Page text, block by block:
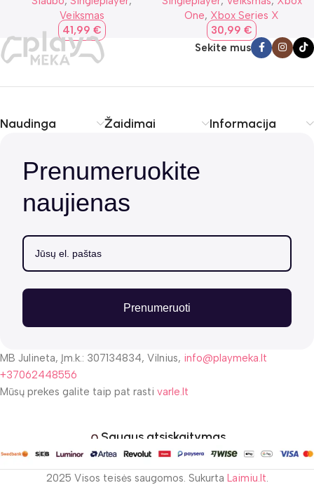
Veiksmas
41,99 €
One, Xbox Series X
30,99€
Sekite mus
Naudinga Žaidimai Informacija
Prenumeruokite
naujienas
Prenumeruoti
MB Julineta, Įm.k.: 307134834, Vilnius, info@playmeka.lt
+37062448556
Mūsų prekes galite taip pat rasti varle.lt
Saugus atsiskaitymas
2025 Visos teisės saugomos. Sukurta Laimiu.lt.